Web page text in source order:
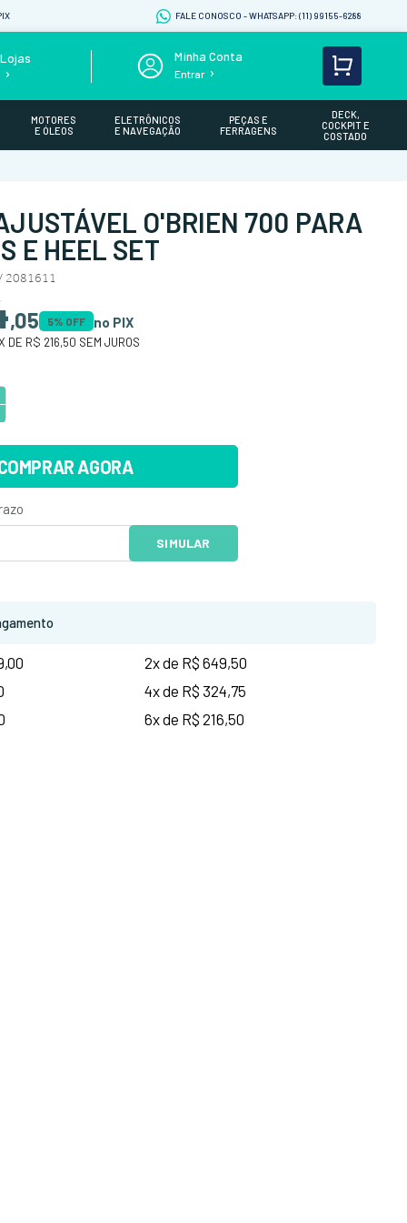
FALE CONOSCO - WHATSAPP: (11) 99155-6288
Entrar
MOTORES
E ÓLEOS
ELETRÔNICOS
E NAVEGAÇÃO
PEÇAS E
FERRAGENS
DECK,
COCKPIT E
COSTADO
O'BRIEN 700 PARA
E HEEL SET
2081611
,05 5% OFF no PIX
DE R$ 216,50 SEM JUROS
AGORA
2x de R$ 649,50
4x de R$ 324,75
6x de R$ 216,50